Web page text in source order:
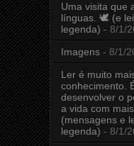
Uma visita que
línguas. 🕊️ (e
legenda) - 8/1/
Imagens - 8/1/
Ler é muito
conhecimento.
desenvolver o
a vida com
(mensagens e
legenda) - 8/1/